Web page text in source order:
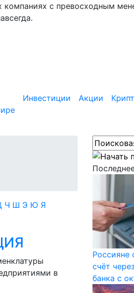
компаниях с превосходным
Инвестиции Акции
Ч Ш Э Ю Я
в
Россияне
счёт
банка с